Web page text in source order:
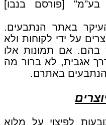
[פורסם בנבו]
באתר הנתבעים.
על ידי לקוחות ולא
בהם. אם תמונות אלו
אגבית, לא ברור מה
באתרם.
לפיצוי על מלוא